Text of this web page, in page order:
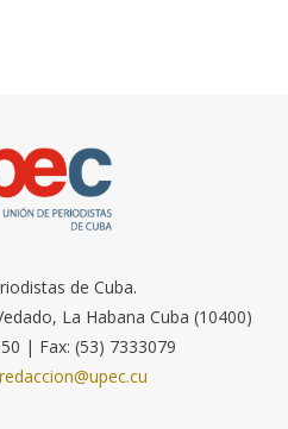
de Cuba.
La Habana Cuba (10400)
| Fax: (53) 7333079
redaccion@upec.cu